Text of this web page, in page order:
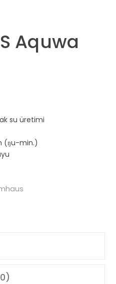
Aquwa
su üretimi
(ŋu-min.)